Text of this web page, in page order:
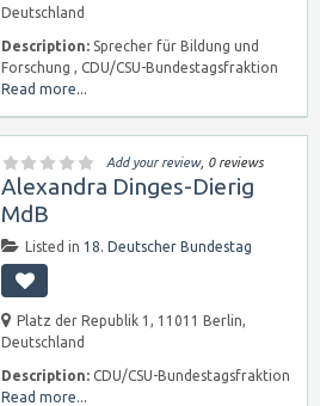
Deutschland
Description: Sprecher für Bildung und
Forschung , CDU/CSU-Bundestagsfraktion
Read more...
Add your review, 0 reviews
Alexandra Dinges-Dierig
MdB
Listed in 18. Deutscher Bundestag
Platz der Republik 1, 11011 Berlin,
Deutschland
Description: CDU/CSU-Bundestagsfraktion
Read more...